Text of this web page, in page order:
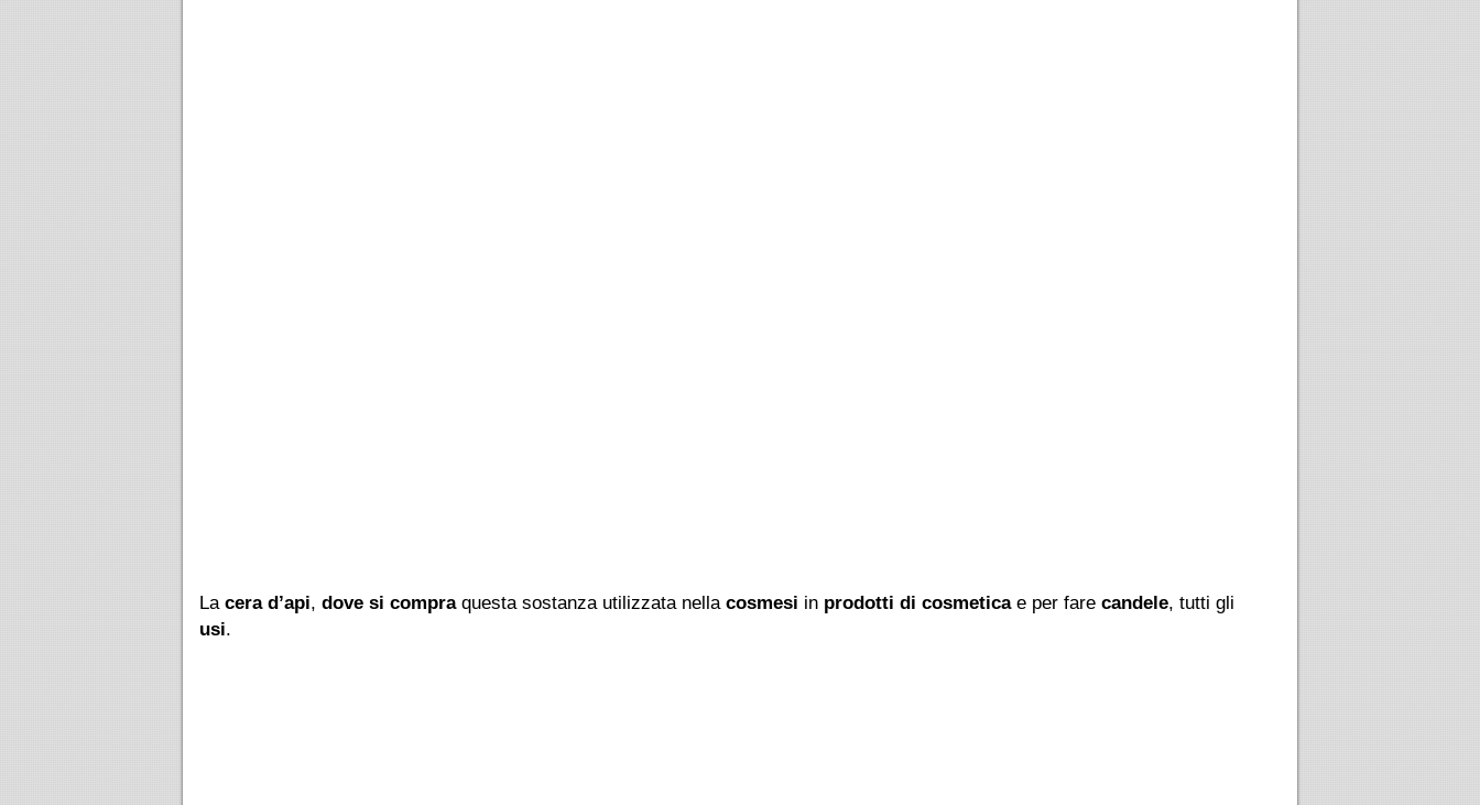
La cera d’api, dove si compraquesta sostanza utilizzata nella cosmesi in prodotti di cosmeticae per fare candele, tutti gli
usi.